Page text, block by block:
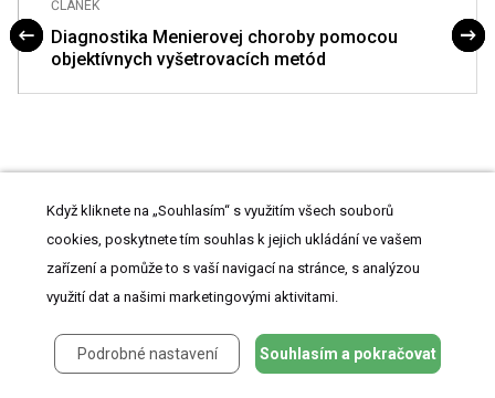
ČLÁNEK
Diagnostika Menierovej choroby pomocou
objektívnych vyšetrovacích metód
ČLÁNEK VYŠEL V ČASOPISE
Otorinolaryngologie a foniatrie
Když kliknete na „Souhlasím“ s využitím všech souborů
cookies, poskytnete tím souhlas k jejich ukládání ve vašem
zařízení a pomůže to s vaší navigací na stránce, s analýzou
využití dat a našimi marketingovými aktivitami.
Podrobné nastavení Souhlasím a pokračovat